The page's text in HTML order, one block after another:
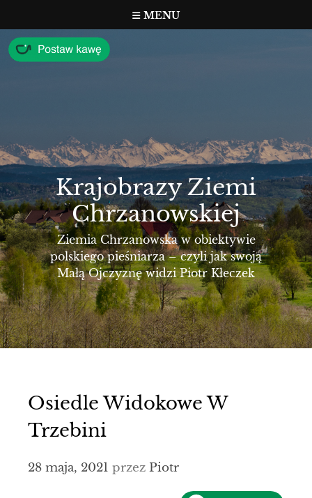
do
treści
MENU
Krajobrazy Ziemi
Chrzanowskiej
Ziemia Chrzanowska w obiektywie
polskiego pieśniarza – czyli jak swoją
Małą Ojczyznę widzi Piotr Kłeczek
Osiedle Widokowe W
Trzebini
28 maja, 2021 przez Piotr